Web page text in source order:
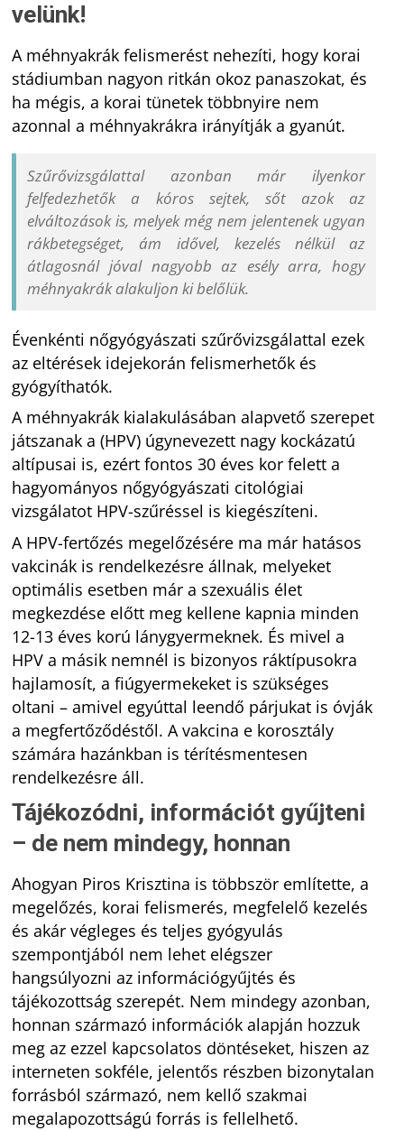
velünk!
A méhnyakrák felismerést nehezíti, hogy korai
stádiumban nagyon ritkán okoz panaszokat, és
ha mégis, a korai tünetek többnyire nem
azonnal a méhnyakrákra irányítják a gyanút.
Szűrővizsgálattal azonban már ilyenkor
felfedezhetők a kóros sejtek, sőt azok az
elváltozások is, melyek még nem jelentenek ugyan
rákbetegséget, ám idővel, kezelés nélkül az
átlagosnál jóval nagyobb az esély arra, hogy
méhnyakrák alakuljon ki belőlük.
Évenkénti nőgyógyászati szűrővizsgálattal ezek
az eltérések idejekorán felismerhetők és
gyógyíthatók.
A méhnyakrák kialakulásában alapvető szerepet
játszanak a (HPV) úgynevezett nagy kockázatú
altípusai is, ezért fontos 30 éves kor felett a
hagyományos nőgyógyászati citológiai
vizsgálatot HPV-szűréssel is kiegészíteni.
A HPV-fertőzés megelőzésére ma már hatásos
vakcinák is rendelkezésre állnak, melyeket
optimális esetben már a szexuális élet
megkezdése előtt meg kellene kapnia minden
12-13 éves korú lánygyermeknek. És mivel a
HPV a másik nemnél is bizonyos ráktípusokra
hajlamosít, a fiúgyermekeket is szükséges
oltani – amivel egyúttal leendő párjukat is óvják
a megfertőződéstől. A vakcina e korosztály
számára hazánkban is térítésmentesen
rendelkezésre áll.
Tájékozódni, információt gyűjteni
– de nem mindegy, honnan
Ahogyan Piros Krisztina is többször említette, a
megelőzés, korai felismerés, megfelelő kezelés
és akár végleges és teljes gyógyulás
szempontjából nem lehet elégszer
hangsúlyozni az információgyűjtés és
tájékozottság szerepét. Nem mindegy azonban,
honnan származó információk alapján hozzuk
meg az ezzel kapcsolatos döntéseket, hiszen az
interneten sokféle, jelentős részben bizonytalan
forrásból származó, nem kellő szakmai
megalapozottságú forrás is fellelhető.